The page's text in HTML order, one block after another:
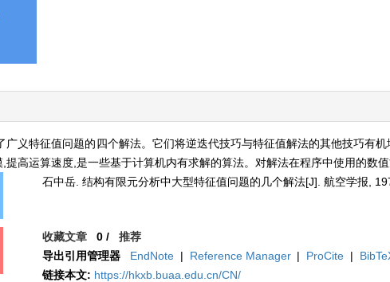
广义特征值问题的四个解法。它们将逆迭代技巧与特征值解法的其他技巧有
提高运算速度,是一些基于计算机内有求解的算法。对解法在程序中使用的数
石中岳. 结构有限元分析中大型特征值问题的几个解法[J]. 航空学报,
收藏文章 0 /推荐
导出引用管理器
EndNote | Reference Manager | ProCite |
链接本文: https://hkxb.buaa.edu.cn/CN/